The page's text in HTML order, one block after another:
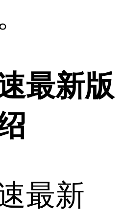
最新版
最新